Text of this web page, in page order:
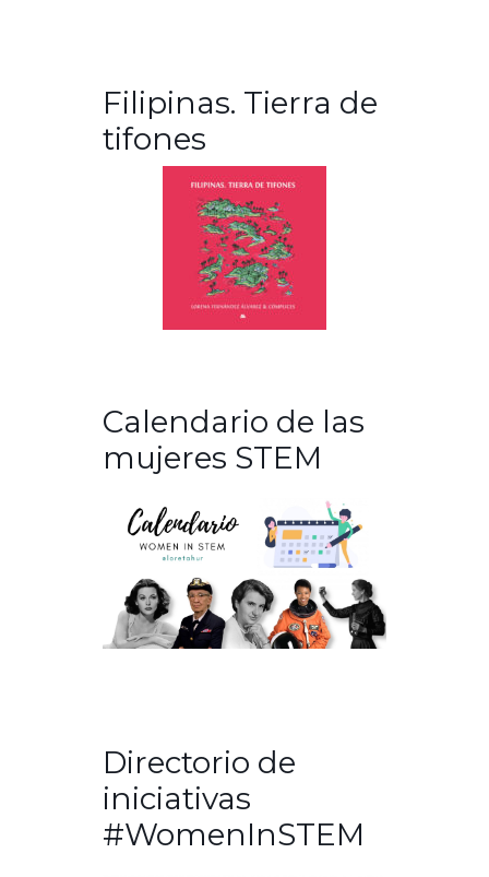
Filipinas. Tierra de
tifones
Calendario de las
mujeres STEM
Directorio de
iniciativas
#WomenInSTEM